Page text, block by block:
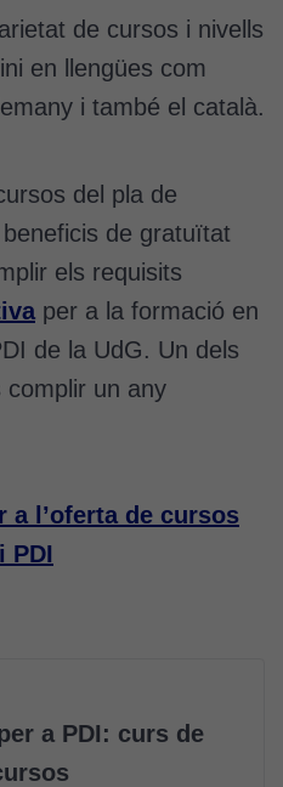
de cursos i nivells
en llengües com
i també el català.
del pla de
de gratuïtat
els requisits
per a la formació en
de la UdG. Un dels
complir un any
a l’oferta de cursos
PDI
a PDI: curs de